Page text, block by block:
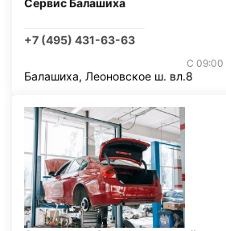
Сервис Балашиха
+7 (495) 431-63-63
С 09:00
Балашиха, Леоновское ш. вл.8